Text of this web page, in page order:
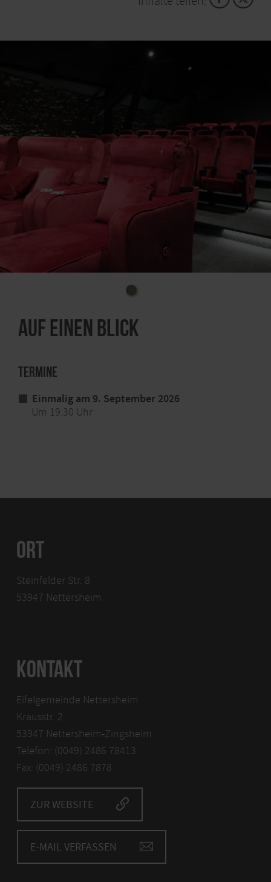
am besten mordet. 1989 veröffentlichte Michael
Regionalkrimis als eigenes Genre entdeckt wurden.
Hauptfigur ist stets der Journalist Siggi Baumeister.
Auch das Leben seines Verlegers Ralf Kramp hat
Jacques Berndorf nachhaltig beeinflusst. Freuen Sie
sich auf einen literarischen und sehr persönlichen
Rückblick, wenn Ralf von seinem Freund „Michel“
erzählt. An seiner Seite steht an diesem besonderen
Abend der Autor und Entertainer Manni Lang. Und
wenn sich im gemütlichen Kinosaal mit seinen 42
roten Sesseln der Vorhang hebt, dürfte rasch
klarwerden: Für große Geschichten braucht es keine
Eifelgemeinde Nettersheim
Krausstraße 2
53947 Nettersheim-Zingsheim
Uhrzeit: 19.30 Uhr, 19.00 Uhr Einlass
Kosten: 12€ VVK (inkl. Getränk und Knabberei)
regional.de/nordeifel-mordeifel
Auf einen Blick
Termine
Einmalig am 9. September 2026
Um 19:30 Uhr
ORT
Steinfelder Str. 8
53947 Nettersheim
KONTAKT
Eifelgemeinde Nettersheim
Krausstr. 2
53947 Nettersheim-Zingsheim
Telefon: (0049) 2486 78413
Fax: (0049) 2486 7878
ZUR WEBSITE
E-MAIL VERFASSEN